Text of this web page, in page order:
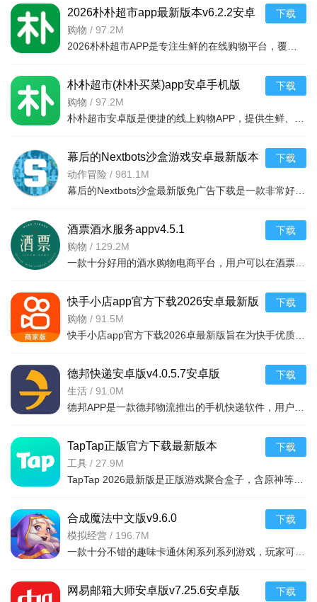
2026朴朴超市app最新版本v6.2.2安卓
最新版
购物 / 97.2M
下载
朴朴超市(朴朴买菜)app安卓手机版
v6.2.2安卓版
购物 / 97.2M
下载
幕后的Nextbots沙盒游戏安卓最新版本
v11.2.2 中文版
动作冒险 / 981.1M
下载
酒票酒水服务appv4.5.1
购物 / 129.2M
下载
快手小店app官方下载2026安卓最新版
v7.2.40.481安卓最新版
购物 / 91.5M
下载
德邦快递安卓版v4.0.5.7安卓版
生活 / 91.0M
下载
TapTap正版官方下载最新版本
2026v2.94.0-mkt#100300手机版
工具 / 27.9M
下载
合成魔法中文版v9.6.0
模拟经营 / 196.7M
下载
网易邮箱大师安卓版v7.25.6安卓版 下载